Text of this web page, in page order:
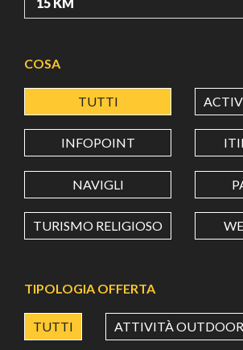
LATITUDINE
LONGITUDINE
Value in decimal degrees. Use dot (.) as
COSA
TUTTI
INFOPOINT
NAVIGLI
TURISMO RELIGIOSO
TIPOLOGIA OFFERTA
TUTTI ATTIVITÀ OUTDOOR